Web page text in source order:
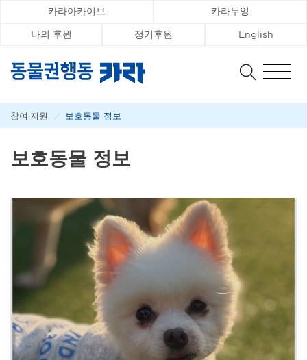
카라아카이브 카라두잉
나의 후원 정기후원 English
참여·지원 / 보호동물 정보
보호동물 정보